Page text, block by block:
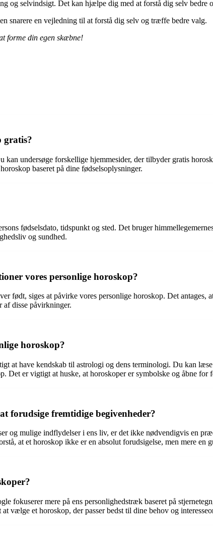
og selvindsigt. Det kan hjælpe dig med at forstå dig selv bedre
snarere en vejledning til at forstå dig selv og træffe bedre valg.
forme din egen skæbne!
gratis?
kan undersøge forskellige hjemmesider, der tilbyder gratis
baseret på dine fødselsoplysninger.
fødselsdato, tidspunkt og sted. Det bruger
og sundhed.
vores personlige horoskop?
født, siges at påvirke vores personlige horoskop. Det antages,
disse påvirkninger.
horoskop?
at have kendskab til astrologi og dens terminologi. Du kan
Det er vigtigt at huske, at horoskoper er symbolske og åbne
forudsige fremtidige begivenheder?
og mulige indflydelser i ens liv, er det ikke nødvendigvis en
at et horoskop ikke er en absolut forudsigelse, men mere en
fokuserer mere på ens personlighedstræk baseret på
vælge et horoskop, der passer bedst til dine behov og